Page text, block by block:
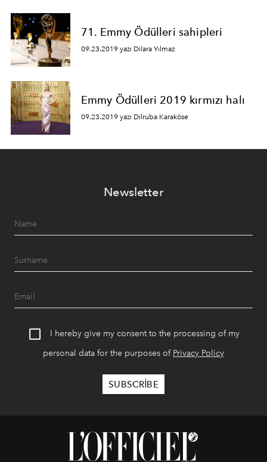
71. Emmy Ödülleri sahipleri
09.23.2019 yazı Dilara Yılmaz
Emmy Ödülleri 2019 kırmızı halı
09.23.2019 yazı Dilruba Karaköse
Newsletter
I hereby give my consent to the processing of my
personal data for the purposes of Privacy Policy